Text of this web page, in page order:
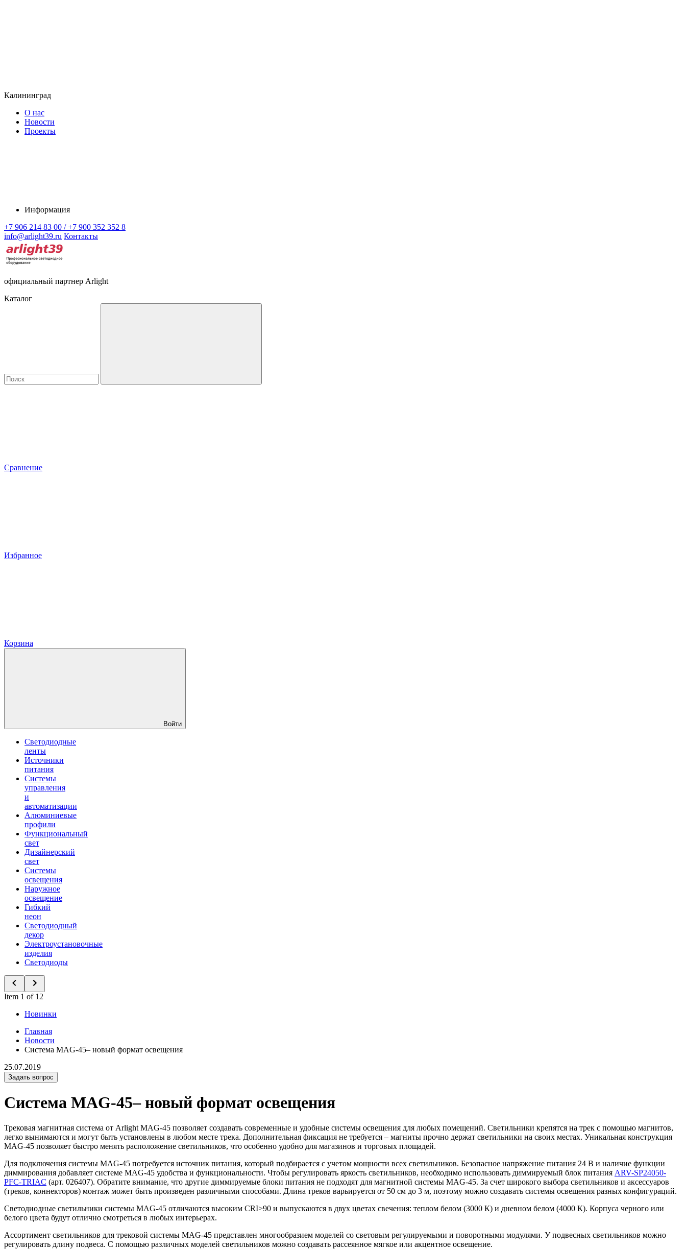
Калининград
О нас
Новости
Проекты
Информация
+7 906 214 83 00 / +7 900 352 352 8
info@arlight39.ru Контакты
официальный партнер Arlight
Каталог
Сравнение
Избранное
Корзина
Войти
Светодиодные
ленты
Источники
питания
Системы
управления
и
автоматизации
Алюминиевые
профили
Функциональный
свет
Дизайнерский
свет
Системы
освещения
Наружное
освещение
Гибкий
неон
Светодиодный
декор
Электроустановочные
изделия
Светодиоды
Item 1 of 12
Новинки
Главная
Новости
Система MAG-45– новый формат освещения
25.07.2019
Задать вопрос
Система MAG-45– новый формат освещения
Трековая магнитная система от Arlight MAG-45 позволяет создавать современные и удобные системы освещения для любых помещений. Светильники крепятся на трек с помощью магнитов,
легко вынимаются и могут быть установлены в любом месте трека. Дополнительная фиксация не требуется – магниты прочно держат светильники на своих местах. Уникальная конструкция
MAG-45 позволяет быстро менять расположение светильников, что особенно удобно для магазинов и торговых площадей.
Для подключения системы MAG-45 потребуется источник питания, который подбирается с учетом мощности всех светильников. Безопасное напряжение питания 24 В и наличие функции
диммирования добавляет системе MAG-45 удобства и функциональности. Чтобы регулировать яркость светильников, необходимо использовать диммируемый блок питания ARV-SP24050-
PFC-TRIAC (арт. 026407). Обратите внимание, что другие диммируемые блоки питания не подходят для магнитной системы MAG-45. За счет широкого выбора светильников и аксессуаров
(треков, коннекторов) монтаж может быть произведен различными способами. Длина треков варьируется от 50 см до 3 м, поэтому можно создавать системы освещения разных конфигураций.
Светодиодные светильники системы MAG-45 отличаются высоким CRI>90 и выпускаются в двух цветах свечения: теплом белом (3000 К) и дневном белом (4000 К). Корпуса черного или
белого цвета будут отлично смотреться в любых интерьерах.
Ассортимент светильников для трековой системы MAG-45 представлен многообразием моделей со световым регулируемыми и поворотными модулями. У подвесных светильников можно
регулировать длину подвеса. С помощью различных моделей светильников можно создавать рассеянное мягкое или акцентное освещение.